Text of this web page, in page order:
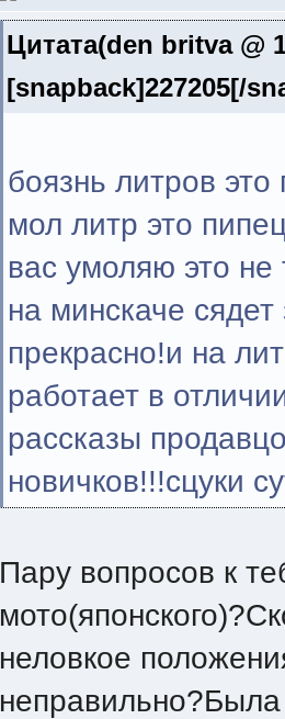
Цитата(den britva @
[snapback]227205[/
боязнь литров
мол литр это
вас умоляю это
на минскаче
прекрасно!и на
работает в
рассказы
новичков!!!сцуки
Пару вопросов к
неловкое